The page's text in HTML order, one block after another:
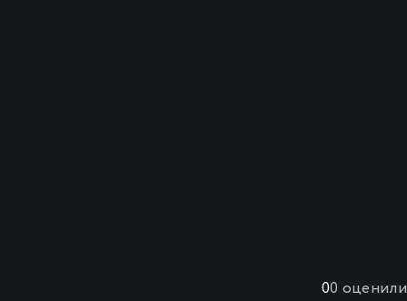
00 оценили